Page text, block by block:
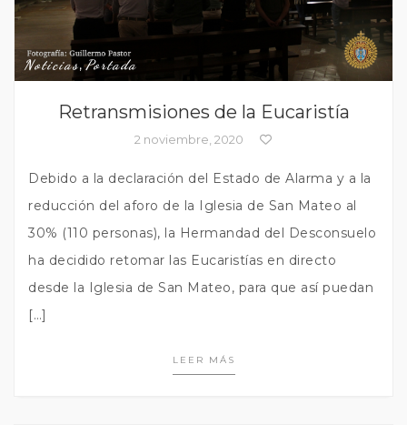
Noticias,Portada
Retransmisiones de la Eucaristía
2 noviembre, 2020
Debido a la declaración del Estado de Alarma y a la
reducción del aforo de la Iglesia de San Mateo al
30% (110 personas), la Hermandad del Desconsuelo
ha decidido retomar las Eucaristías en directo
desde la Iglesia de San Mateo, para que así puedan
[…]
LEER MÁS